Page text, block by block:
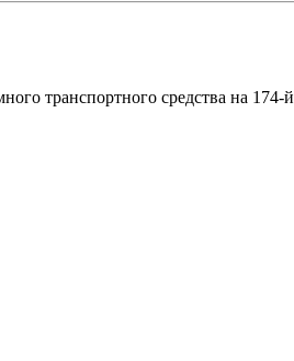
транспортного средства на